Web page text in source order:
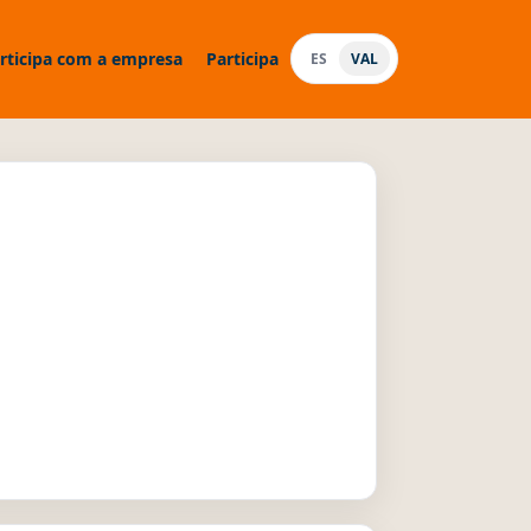
com a empresa Participa ES VAL